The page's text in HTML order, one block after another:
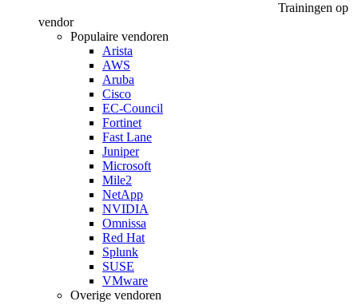
Trainingen op
vendor
Populaire vendoren
Arista
AWS
Aruba
Cisco
EC-Council
Fortinet
Fast Lane
Juniper
Microsoft
Mile2
NetApp
NVIDIA
Omnissa
Red Hat
Splunk
SUSE
VMware
Overige vendoren